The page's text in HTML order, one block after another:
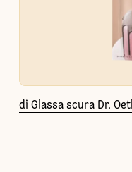
di Glassa scura Dr.